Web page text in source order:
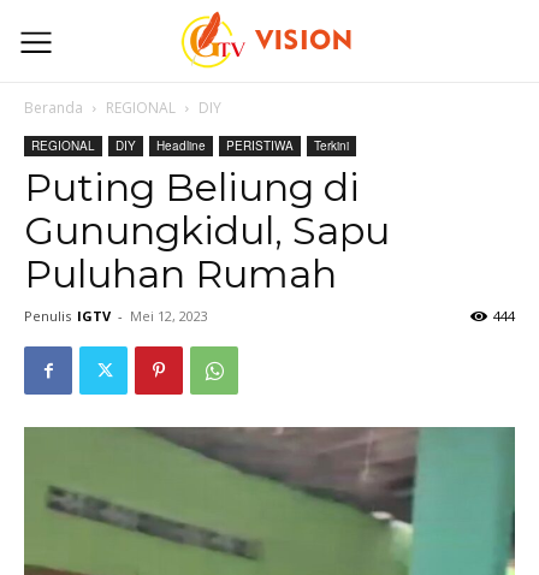
Beranda REGIONAL DIY
REGIONAL DIY Headline PERISTIWA Terkini
Puting Beliung di
Gunungkidul, Sapu
Puluhan Rumah
Penulis IGTV - Mei 12, 2023 444